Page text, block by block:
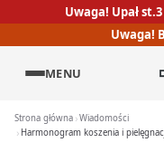
Uwaga! Upał
Uwaga!
MENU
Strona główna Wiadomości
Harmonogram koszenia i